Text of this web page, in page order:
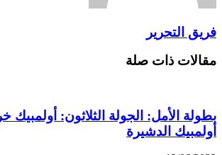
فريق التحرير
مقالات ذات صلة
بطولة الأمل: الجولة الثلاثون: أولمبيك
أولمبيك الدشيرة